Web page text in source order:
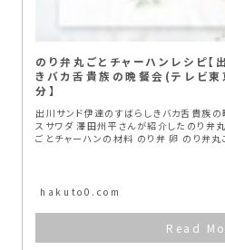
のり弁丸ごとチャーハンレシピ
きバカ舌貴族の晩餐会(テレ
分】
出川サンド伊達のすばらしきバカ舌貴族
スサワダ 澤田州平さんが紹介したのり弁
ごとチャーハンの材料 のり弁 卵 のり弁
hakuto0.com